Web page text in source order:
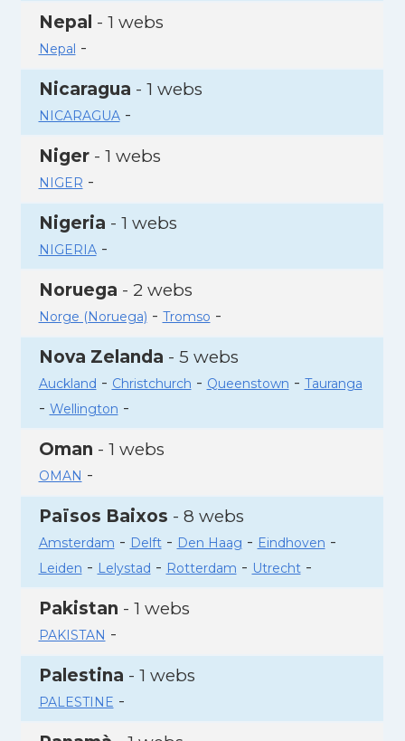
Nepal - 1 webs
Nepal -
Nicaragua - 1 webs
NICARAGUA-
Niger- 1 webs
NIGER -
Nigeria - 1 webs
NIGERIA-
Noruega - 2 webs
Norge (Noruega) - Tromso -
Nova Zelanda - 5 webs
Auckland - Christchurch - Queenstown - Tauranga
- Wellington -
Oman - 1 webs
OMAN -
Països Baixos - 8 webs
Amsterdam - Delft- Den Haag - Eindhoven -
Leiden - Lelystad - Rotterdam - Utrecht-
Pakistan - 1 webs
PAKISTAN -
Palestina - 1 webs
PALESTINE -